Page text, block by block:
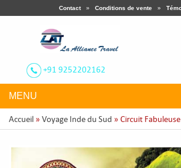
Contact» Conditions de vente »
+91 9252202162
MENU
Accueil » Voyage Inde du Sud » Circuit